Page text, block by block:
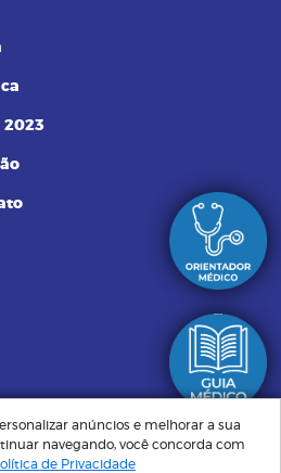
2023
Perto, Cuidando de Você © Todos os
anúncios e melhorar a sua
navegando, você concorda com
de Privacidade